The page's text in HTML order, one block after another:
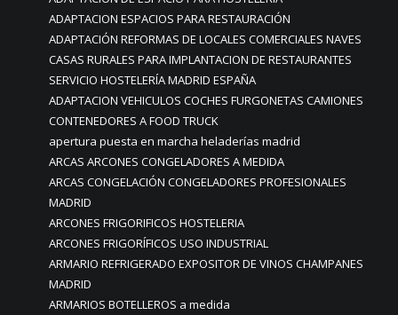
ADAPTACION ESPACIOS PARA RESTAURACIÓN
ADAPTACIÓN REFORMAS DE LOCALES COMERCIALES NAVES
CASAS RURALES PARA IMPLANTACION DE RESTAURANTES
SERVICIO HOSTELERÍA MADRID ESPAÑA
ADAPTACION VEHICULOS COCHES FURGONETAS CAMIONES
CONTENEDORES A FOOD TRUCK
apertura puesta en marcha heladerías madrid
ARCAS ARCONES CONGELADORES A MEDIDA
ARCAS CONGELACIÓN CONGELADORES PROFESIONALES
MADRID
ARCONES FRIGORIFICOS HOSTELERIA
ARCONES FRIGORÍFICOS USO INDUSTRIAL
ARMARIO REFRIGERADO EXPOSITOR DE VINOS CHAMPANES
MADRID
ARMARIOS BOTELLEROS a medida